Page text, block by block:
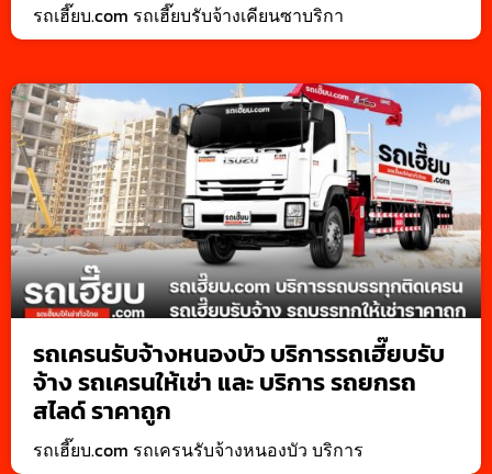
รถเฮี๊ยบ.com รถเฮี๊ยบรับจ้างเคียนซาบริกา
รถเครนรับจ้างหนองบัว บริการรถเฮี๊ยบรับ
จ้าง รถเครนให้เช่า และ บริการ รถยกรถ
สไลด์ ราคาถูก
รถเฮี๊ยบ.com รถเครนรับจ้างหนองบัว บริการ